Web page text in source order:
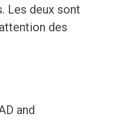
Les deux sont
des
and